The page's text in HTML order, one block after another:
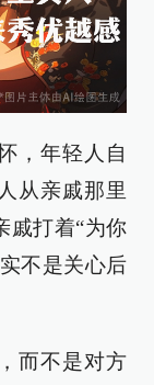
，年轻人自
从亲戚那里
戚打着“为你
不是关心后
而不是对方